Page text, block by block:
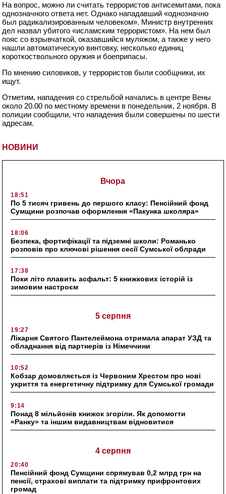
НОВИНИ
Вчора
18:51
По 5 тисяч гривень до першого класу: Пенсійний фонд
Сумщини розпочав оформлення «Пакунка школяра»
18:06
Безпека, фортифікації та підземні школи: Романько
розповів про ключові рішення сесії Сумської облради
17:38
Поки літо плавить асфальт: 5 книжкових історій із
зимовим настроєм
5 серпня
19:27
Лікарня Святого Пантелеймона отримала апарат УЗД та
обладнання від партнерів із Німеччини
10:52
Кобзар домовляється із Червоним Хрестом про нові
укриття та енергетичну підтримку для Сумської громади
9:14
Понад 8 мільйонів книжок згоріли. Як допомогти
«Ранку» та іншим видавництвам відновитися
4 серпня
20:40
Пенсійний фонд Сумщини спрямував 0,2 млрд грн на
пенсії, страхові виплати та підтримку прифронтових
громад
На вопрос, можно ли считать террористов антисемитами, пока
однозначного ответа нет. Однако нападавший «однозначно
был радикализированным человеком». Министр внутренних
дел назвал убитого «исламским террористом». На нем был
пояс со взрывчаткой, оказавшийся муляжом, а также у него
нашли автоматическую винтовку, несколько единиц
короткоствольного оружия и боеприпасы.
По мнению силовиков, у террористов были сообщники, их
ищут.
Отметим, нападения со стрельбой начались в центре Вены
около 20.00 по местному времени в понедельник, 2 ноября. В
полиции сообщили, что нападения были совершены по шести
адресам.